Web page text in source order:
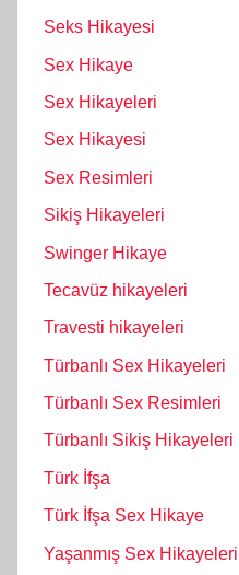
Seks Hikayesi
Sex Hikaye
Sex Hikayeleri
Sex Hikayesi
Sex Resimleri
Sikiş Hikayeleri
Swinger Hikaye
Tecavüz hikayeleri
Travesti hikayeleri
Türbanlı Sex Hikayeleri
Türbanlı Sex Resimleri
Türbanlı Sikiş Hikayeleri
Türk İfşa
Türk İfşa Sex Hikaye
Yaşanmış Sex Hikayeleri